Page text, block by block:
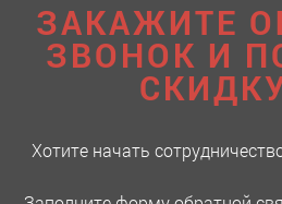
ЗАКАЖИТЕ
ЗВОНОК И
Хотите начать